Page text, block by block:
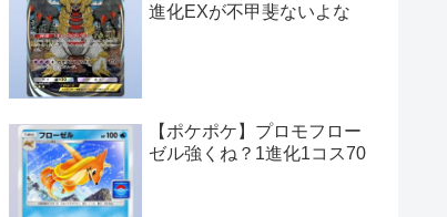
進化EXが不甲斐ないよな
【ポケポケ】プロモフロー
ゼル強くね？1進化1コス70